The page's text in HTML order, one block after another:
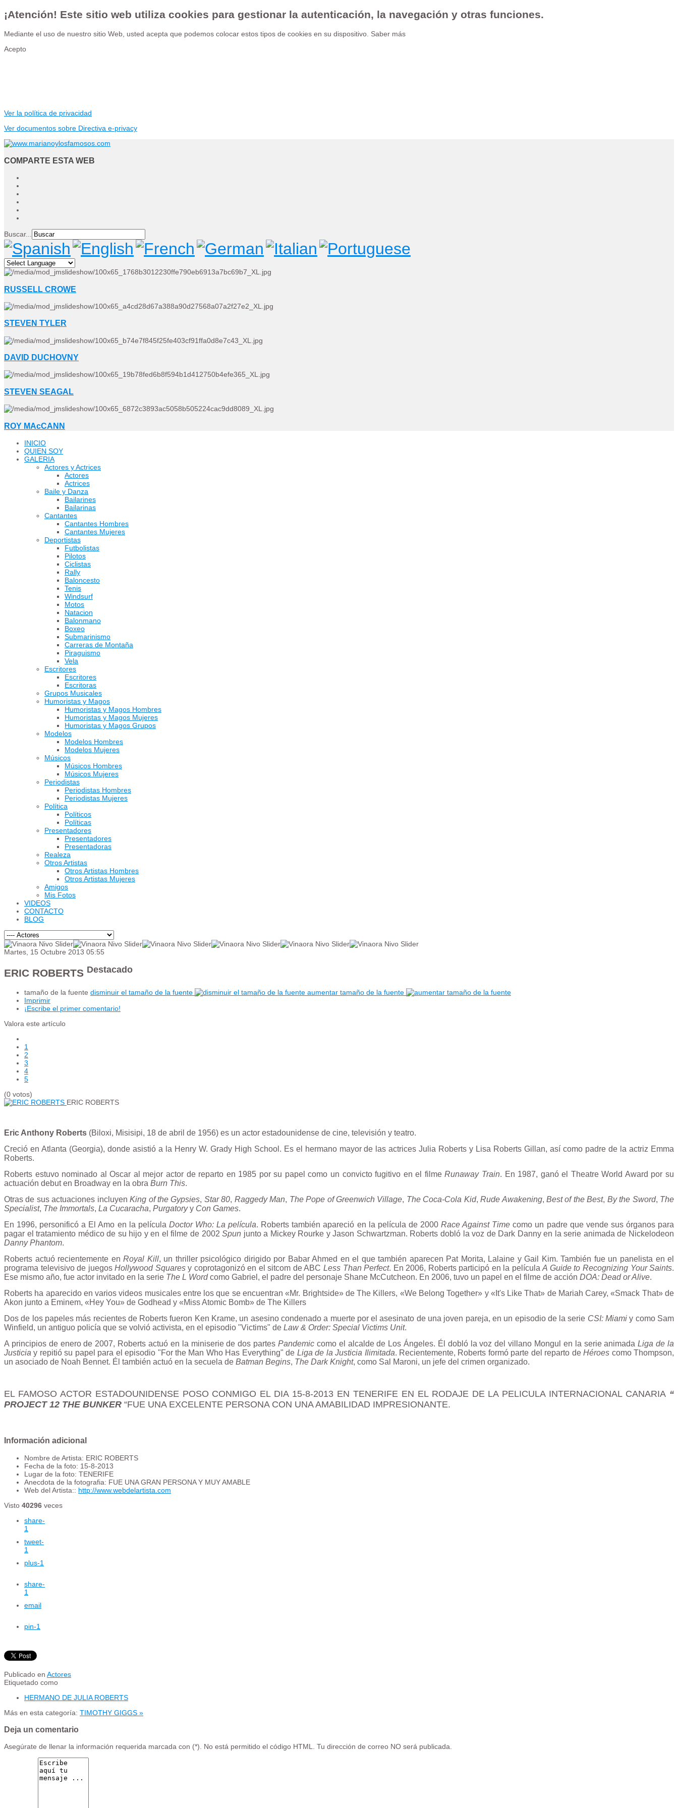
¡Atención! Este sitio web utiliza cookies para gestionar la autenticación, la navegación y otras funciones.
Mediante el uso de nuestro sitio Web, usted acepta que podemos colocar estos tipos de cookies en su dispositivo. Saber más
Acepto
Ver la política de privacidad
Ver documentos sobre Directiva e-privacy
COMPARTE ESTA WEB
Buscar...
RUSSELL CROWE
STEVEN TYLER
DAVID DUCHOVNY
STEVEN SEAGAL
ROY MAcCANN
INICIO
QUIEN SOY
GALERIA
Actores y Actrices
Actores
Actrices
Baile y Danza
Bailarines
Bailarinas
Cantantes
Cantantes Hombres
Cantantes Mujeres
Deportistas
Futbolistas
Pilotos
Ciclistas
Rally
Baloncesto
Tenis
Windsurf
Motos
Natacion
Balonmano
Boxeo
Submarinismo
Carreras de Montaña
Piraguismo
Vela
Escritores
Escritores
Escritoras
Grupos Musicales
Humoristas y Magos
Humoristas y Magos Hombres
Humoristas y Magos Mujeres
Humoristas y Magos Grupos
Modelos
Modelos Hombres
Modelos Mujeres
Músicos
Músicos Hombres
Músicos Mujeres
Periodistas
Periodistas Hombres
Periodistas Mujeres
Política
Políticos
Políticas
Presentadores
Presentadores
Presentadoras
Realeza
Otros Artistas
Otros Artistas Hombres
Otros Artistas Mujeres
Amigos
Mis Fotos
VIDEOS
CONTACTO
BLOG
Martes, 15 Octubre 2013 05:55
ERIC ROBERTS Destacado
tamaño de la fuente disminuir el tamaño de la fuente
aumentar tamaño de la fuente
Imprimir
¡Escribe el primer comentario!
Valora este artículo
1
2
3
4
5
(0 votos)
ERIC ROBERTS
Eric Anthony Roberts (Biloxi, Misisipi, 18 de abril de 1956) es un actor estadounidense de cine, televisión y teatro.
Creció en Atlanta (Georgia), donde asistió a la Henry W. Grady High School . Es el hermano mayor de las actrices Julia Roberts y Lisa Roberts Gillan, así como padre de la actriz Emma
Roberts.
Roberts estuvo nominado alOscar al mejor actor de reparto en 1985 por su papel como un convicto fugitivo en el filmeRunaway Train. En 1987, ganó el Theatre World Award por su
actuación debut en Broadway en la obra Burn This.
Otras de sus actuaciones incluyenKing of the Gypsies, Star 80, Raggedy Man, The Pope of Greenwich Village, The Coca-Cola Kid,Rude Awakening,Best of the Best, By the Sword, The
Specialist, The Immortals, La Cucaracha, Purgatoryy Con Games.
En 1996, personificó a El Amo en la película Doctor Who: La película. Roberts también apareció en la película de 2000Race Against Time como un padre que vende sus órganos para
pagar el tratamiento médico de su hijo y en el filme de 2002Spun junto a Mickey Rourke y Jason Schwartzman. Roberts dobló la voz de Dark Danny en la serie animada de Nickelodeon
Danny Phantom.
Roberts actuó recientemente enRoyal Kill, un thriller psicológico dirigido por Babar Ahmed en el que también aparecen Pat Morita, Lalaine y Gail Kim. También fue un panelista en el
programa televisivo de juegosHollywood Squaresy coprotagonizó en elsitcom de ABC Less Than Perfect. En 2006, Roberts participó en la películaA Guide to Recognizing Your Saints.
Ese mismo año, fue actor invitado en la serie The L Wordcomo Gabriel, el padre del personaje Shane McCutcheon. En 2006, tuvo un papel en el filme de acción DOA: Dead or Alive.
Roberts ha aparecido en varios videos musicales entre los que se encuentran «Mr. Brightside» de The Killers, «We Belong Together» y «It's Like That» de Mariah Carey, «Smack That» de
Akon junto a Eminem, «Hey You» de Godhead y «Miss Atomic Bomb» de The Killers
Dos de los papeles más recientes de Roberts fueron Ken Krame, un asesino condenado a muerte por el asesinato de una joven pareja, en un episodio de la serie CSI: Miami y como Sam
Winfield, un antiguo policía que se volvió activista, en el episodio "Victims" de Law & Order: Special Victims Unit.
A principios de enero de 2007, Roberts actuó en la miniserie de dos partes Pandemiccomo el alcalde de Los Ángeles. Él dobló la voz del villano Mongul en la serie animadaLiga de la
Justicia y repitió su papel para el episodio "For the Man Who Has Everything" de Liga de la Justicia Ilimitada. Recientemente, Roberts formó parte del reparto deHéroes como Thompson,
un asociado de Noah Bennet. Él también actuó en la secuela de Batman Begins, The Dark Knight, como Sal Maroni, un jefe del crimen organizado.
EL FAMOSO ACTOR ESTADOUNIDENSE POSO CONMIGO EL DIA 15-8-2013 EN TENERIFE EN EL RODAJE DE LA PELICULA INTERNACIONAL CANARIA “
PROJECT 12 THE BUNKER “FUE UNA EXCELENTE PERSONA CON UNA AMABILIDAD IMPRESIONANTE.
Información adicional
Nombre de Artista: ERIC ROBERTS
Fecha de la foto: 15-8-2013
Lugar de la foto: TENERIFE
Anecdota de la fotografia: FUE UNA GRAN PERSONA Y MUY AMABLE
Web del Artista:: http://www.webdelartista.com
Visto 40296 veces
share-
1
tweet-
1
plus-1
share-
1
email
pin-1
Publicado en Actores
Etiquetado como
HERMANO DE JULIA ROBERTS
Más en esta categoría: TIMOTHY GIGGS »
Deja un comentario
Asegúrate de llenar la información requerida marcada con (*). No está permitido el código HTML. Tu dirección de correo NO será publicada.